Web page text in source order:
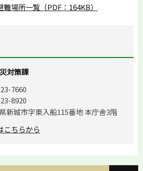
場所一覧（PDF：164KB）
対策課
7660
8920
新城市字東入船115番地 本庁舎3階
こちらから